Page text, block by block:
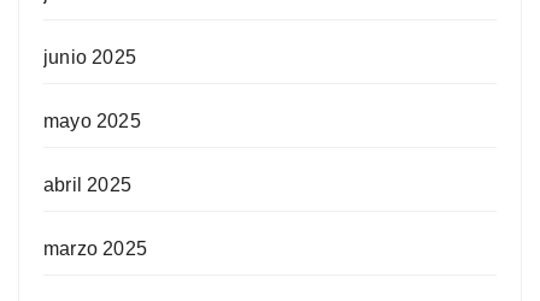
junio 2025
mayo 2025
abril 2025
marzo 2025